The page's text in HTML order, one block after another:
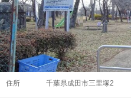
住所 千葉県成田市三里塚2